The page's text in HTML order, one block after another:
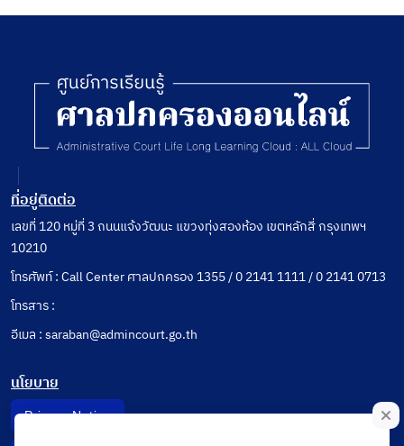
ที่อยู่ติดต่อ
เลขที่ 120 หมู่ที่ 3 ถนนแจ้งวัฒนะ แขวงทุ่งสองห้อง เขตหลักสี่ กรุงเทพฯ
10210
โทรศัพท์ : Call Center ศาลปกครอง 1355 / 0 2141 1111 / 0 2141 0713
โทรสาร :
อีเมล : saraban@admincourt.go.th
นโยบาย
Privacy Notice